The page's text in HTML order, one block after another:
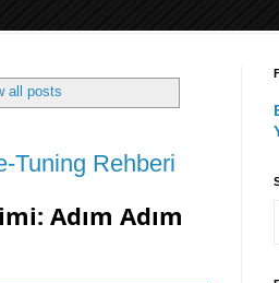
all posts
Tuning Rehberi
Adım Adım